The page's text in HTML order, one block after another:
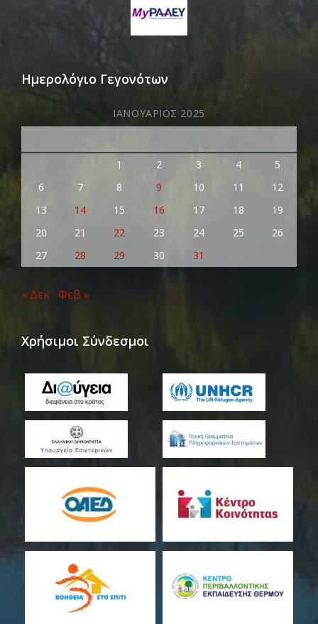
Ημερολόγιο Γεγονότων
ΙΑΝΟΥΆΡΙΟΣ 2025
1
2 3 4
5
6
7 8 9 10 11
12
13
14 15 16 17 18
19
20
21 22 23 24 25
26
27
28 29 30 31
« Δεκ Φεβ »
Χρήσιμοι Σύνδεσμοι